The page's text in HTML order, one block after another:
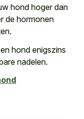
hond hoger dan
de hormonen
hond enigszins
nadelen.